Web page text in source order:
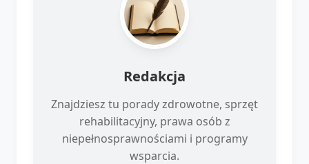
Redakcja
Znajdziesz tu porady zdrowotne, sprzęt
rehabilitacyjny, prawa osób z
niepełnosprawnościami i programy
wsparcia.